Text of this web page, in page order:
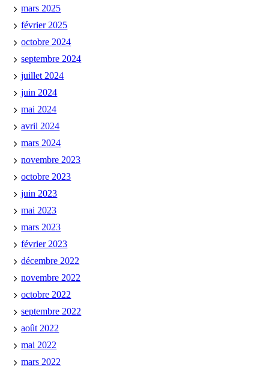
mars 2025
février 2025
octobre 2024
septembre 2024
juillet 2024
juin 2024
mai 2024
avril 2024
mars 2024
novembre 2023
octobre 2023
juin 2023
mai 2023
mars 2023
février 2023
décembre 2022
novembre 2022
octobre 2022
septembre 2022
août 2022
mai 2022
mars 2022